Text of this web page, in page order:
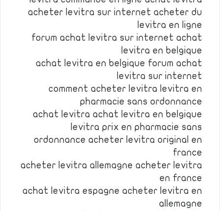
acheter levitra sur internet acheter du
levitra en ligne
forum achat levitra sur internet achat
levitra en belgique
achat levitra en belgique forum achat
levitra sur internet
comment acheter levitra levitra en
pharmacie sans ordonnance
achat levitra achat levitra en belgique
levitra prix en pharmacie sans
ordonnance acheter levitra original en
france
acheter levitra allemagne acheter levitra
en france
achat levitra espagne acheter levitra en
allemagne